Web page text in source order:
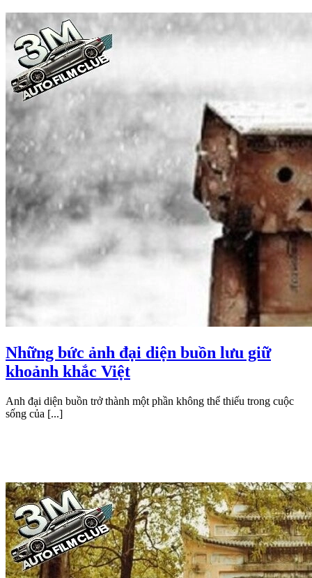
Những bức ảnh đại diện buồn lưu giữ
khoảnh khắc Việt
Anh đại diện buồn trở thành một phần không thể thiếu trong cuộc
sống của [...]